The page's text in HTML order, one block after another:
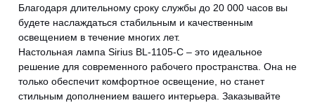
Благодаря длительному сроку службы до 20 000 часов вы
будете наслаждаться стабильным и качественным
освещением в течение многих лет.
Настольная лампа Sirius BL-1105-C – это идеальное
решение для современного рабочего пространства. Она не
только обеспечит комфортное освещение, но станет
стильным дополнением вашего интерьера. Заказывайте